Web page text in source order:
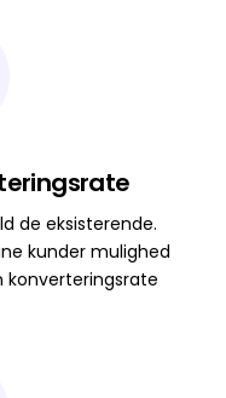
de eksisterende.
kunder mulighed
konverteringsrate